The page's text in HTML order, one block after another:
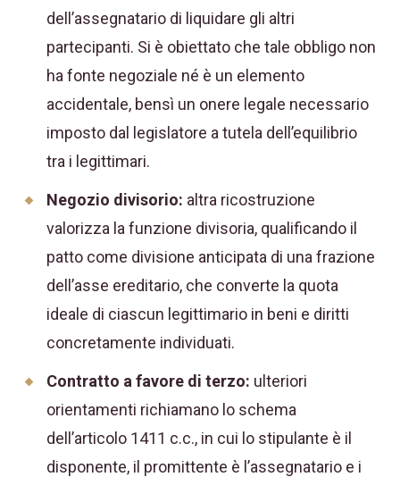
dell’assegnatario di liquidare gli altri
partecipanti. Si è obiettato che tale obbligo non
ha fonte negoziale né è un elemento
accidentale, bensì un onere legale necessario
imposto dal legislatore a tutela dell’equilibrio
tra i legittimari.
Negozio divisorio: altra ricostruzione
valorizza la funzione divisoria, qualificando il
patto come divisione anticipata di una frazione
dell’asse ereditario, che converte la quota
ideale di ciascun legittimario in beni e diritti
concretamente individuati.
Contratto a favore di terzo: ulteriori
orientamenti richiamano lo schema
dell’articolo 1411 c.c., in cui lo stipulante è il
disponente, il promittente è l’assegnatario e i